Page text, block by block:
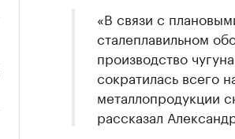
«В связи с
сталеплавильном
производство
сократилась всего
металлопродукции
рассказал